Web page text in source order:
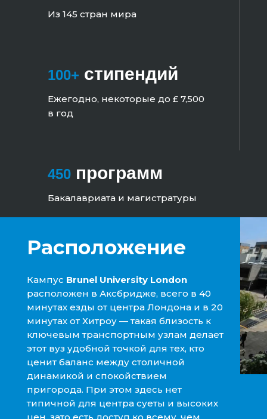
Из 145 стран мира
100+ стипендий
Ежегодно, некоторые до £ 7,500
в год
450программ
Бакалавриата и магистратуры
Расположение
Кампус Brunel University London
расположен в Аксбридже, всего в 40
минутах езды от центра Лондона и в 20
минутах от Хитроу — такая близость к
ключевым транспортным узлам делает
этот вуз удобной точкой для тех, кто
ценит баланс между столичной
динамикой и спокойствием
пригорода. При этом здесь нет
типичной для центра суеты и высоких